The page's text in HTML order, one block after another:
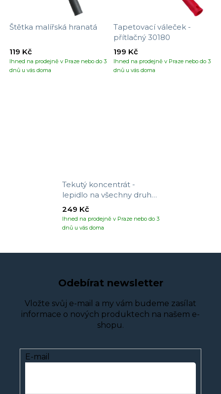
Štětka malířská hranatá
Ihned na prodejně v Praze nebo do 3
dnů u vás doma
119 Kč
Tapetovací váleček -
přítlačný 30180
Ihned na prodejně v Praze nebo do 3
dnů u vás doma
199 Kč
Tekutý koncentrát -
lepidlo na všechny druhy
tapet
Ihned na prodejně v Praze nebo do 3
dnů u vás doma
249 Kč
Odebírat newsletter
Vložte svůj e-mail a my vám budeme zasílat
informace o nových produktech na našem e-
shopu.
E-mail